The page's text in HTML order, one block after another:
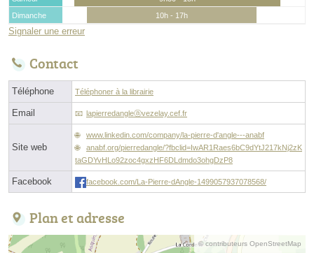
Dimanche
10h - 17h
Signaler une erreur
Contact
Téléphone Téléphoner à la librairie
Email lapierredangleⓐvezelay.cef.fr
Site web
www.linkedin.com/company/la-pierre-d'angle---anabf
anabf.org/pierredangle/?fbclid=IwAR1Raes6bC9dYtJ217kNj2zK
taGDYvHLo92zoc4gxzHF6DLdmdo3ohgDzP8
Facebook facebook.com/La-Pierre-dAngle-1499057937078568/
Plan et adresse
© contributeurs OpenStreetMap